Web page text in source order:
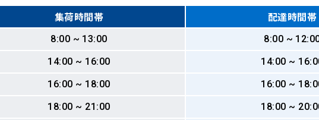
集荷時間帯 配達時間帯
8:00 ~ 13:00
8:00 ~
14:00 ~ 16:00
14:00 ~
16:00 ~ 18:00
16:00 ~
18:00 ~ 21:00
18:00 ~